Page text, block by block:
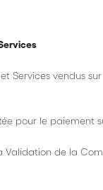
et Services vendus
pour le paiement
Validation de la